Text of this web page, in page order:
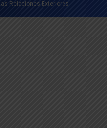
Relaciones Exteriores